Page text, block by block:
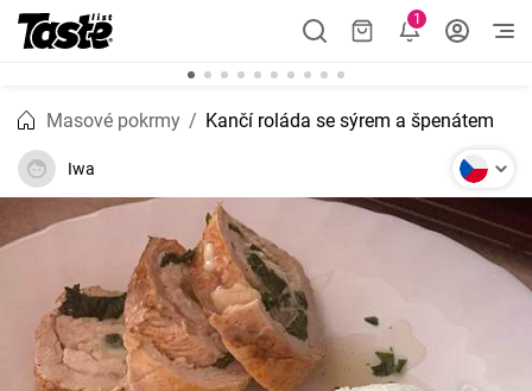
1
Masové pokrmy Kančí roláda se sýrem a špenátem
Iwa